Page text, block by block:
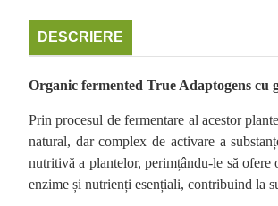
DESCRIERE
Organic fermented True Adaptogens cu
Prin procesul de fermentare al acestor
natural, dar complex de activare a
nutritivă a plantelor, perimțându-le să
enzime și nutrienți esențiali, contribuind la